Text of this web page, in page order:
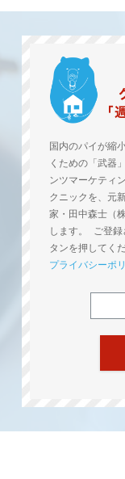
国内のパイが縮
くための「武器
ンツマーケティ
クニックを、元
家・田中森士（
します。 ご登
タンを押してく
プライバシーポ